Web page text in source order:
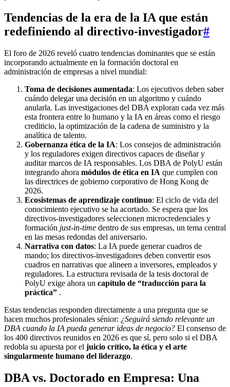
Tendencias de la era de la IA que están
redefiniendo al directivo-investigador#
El foro de 2026 reveló cuatro tendencias dominantes que se están
incorporando actualmente en la formación doctoral en
administración de empresas a nivel mundial:
Toma de decisiones aumentada: Los ejecutivos deben saber
cuándo delegar una decisión en un algoritmo y cuándo
anularla. Las investigaciones del DBA exploran cada vez más
esta frontera entre lo humano y la IA en áreas como el riesgo
crediticio, la optimización de la cadena de suministro y la
analítica de talento.
Gobernanza ética de la IA: Los consejos de administración
y los reguladores exigen directivos capaces de diseñar y
auditar marcos de IA responsables. Los DBA de PolyU están
integrando ahora módulos de ética en IA que cumplen con
las directrices de gobierno corporativo de Hong Kong de
2026.
Ecosistemas de aprendizaje continuo: El ciclo de vida del
conocimiento ejecutivo se ha acortado. Se espera que los
directivos-investigadores seleccionen microcredenciales y
formación just-in-time dentro de sus empresas, un tema central
en las mesas redondas del aniversario.
Narrativa con datos: La IA puede generar cuadros de
mando; los directivos-investigadores deben convertir esos
cuadros en narrativas que alineen a inversores, empleados y
reguladores. La estructura revisada de la tesis doctoral de
PolyU exige ahora un capítulo de “traducción para la
práctica” .
Estas tendencias responden directamente a una pregunta que se
hacen muchos profesionales sénior: ¿Seguirá siendo relevante un
DBA cuando la IA pueda generar ideas de negocio? El consenso de
los 400 directivos reunidos en 2026 es que sí, pero solo si el DBA
redobla su apuesta por el juicio crítico, la ética y el arte
singularmente humano del liderazgo.
DBA vs. Doctorado en Empresa: Una